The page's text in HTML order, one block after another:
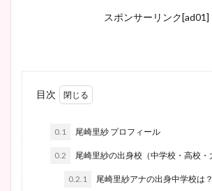
スポンサーリンク[ad01]
目次
0.1 尾崎里紗 プロフィール
0.2 尾崎里紗の出身校（中学校・高校・
0.2.1 尾崎里紗アナの出身中学校は？